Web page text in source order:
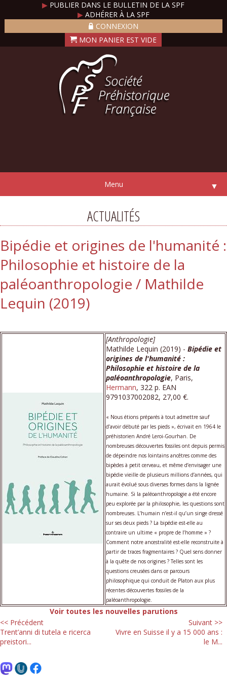
▶ PUBLIER DANS LE BULLETIN DE LA SPF
▶ADHÉRER À LA SPF
CONNEXION
Menu ▼
ACTUALITÉS
Bipédie et origines de l'humanité :
Philosophie et histoire de la
paléoanthropologie / Mathilde
Lequin (2019)
[Anthropologie]
Mathilde Lequin (2019) - Bipédie et
origines de l'humanité :
Philosophie et histoire de la
paléoanthropologie, Paris,
Hermann, 322 p. EAN
9791037002082, 27,00 €.
« Nous étions préparés à tout admettre sauf
d’avoir débuté par les pieds », écrivait en 1964 le
préhistorien André Leroi-Gourhan. De
nombreuses découvertes fossiles ont depuis permis
de dépeindre nos lointains ancêtres comme des
bipèdes à petit cerveau, et même d’envisager une
bipédie vieille de plusieurs millions d’années, qui
aurait évolué sous diverses formes dans la lignée
humaine. Si la paléoanthropologie a été encore
peu explorée par la philosophie, les questions sont
nombreuses. L’humain n’est-il qu’un singe dressé
sur ses deux pieds ? La bipédie est-elle au
contraire un ultime « propre de l’homme » ?
Comment notre ancestralité est-elle reconstruite à
partir de traces fragmentaires ? Quel sens donner
à la quête de nos origines ? Telles sont les
questions creusées dans ce parcours
philosophique qui conduit de Platon aux plus
récentes découvertes fossiles de la
paléoanthropologie.
Voir toutes les nouvelles parutions
<< Précédent
Trent’anni di tutela e ricerca
preistori...
Suivant >>
Vivre en Suisse il y a 15 000 ans :
le M...